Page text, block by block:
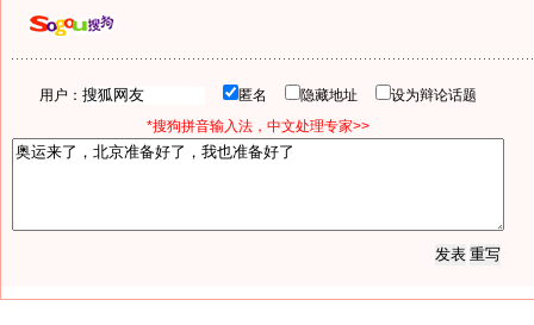
用户： 匿名 隐藏地址
设为辩论话题
*搜狗拼音输入法，中文处理专家>>